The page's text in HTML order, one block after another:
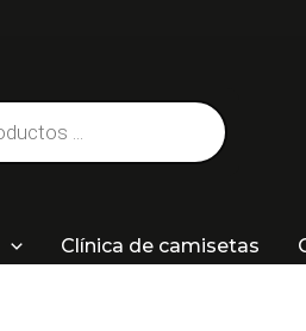
Clínica de camisetas